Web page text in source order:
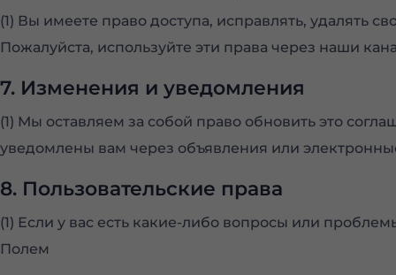
(1) Вы имеете право доступа, исправлять, удалять
Пожалуйста, используйте эти права через наши
7. Изменения и уведомления
(1) Мы оставляем за собой право обновить это
уведомлены вам через объявления или
8. Пользовательские права
(1) Если у вас есть какие-либо вопросы или
Полем